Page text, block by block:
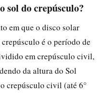
sol do crepúsculo?
em que o disco solar
é o período de
em crepúsculo civil,
da altura do Sol
crepúsculo civil (até 6°